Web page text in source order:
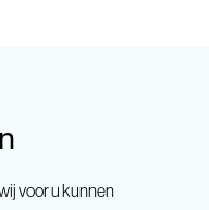
voor u kunnen